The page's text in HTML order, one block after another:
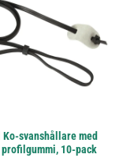
svanshållare med
10-pack